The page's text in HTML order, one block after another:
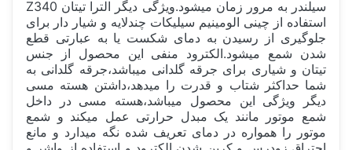
سیلندر به مرور زمان میشود.ویژگی دیگر الترا تیتان Z340
استفاده از چینی الومینیم سیلیکات چندلایه و شیار دار برای
جلوگیری از رسیدن به دمای شکست یا به عبارتی قطع
شدن شمع میشود.الکترود منفی این محصول از جنس
تیتان و شیاری برای جرقه گلدانی میباشد،جرقه گلدانی به
شما حداکثر شتاب و قدرت را میدهد،داشتن هسته مسی
دیگر ویژگی این محصول میباشد،هسته مسی در داخل
شمع موتور مانند یک مبدل حرارتی عمل میکند و شمع
موتور را همواره در دمای تعریف شده نگه میدارد و مانع